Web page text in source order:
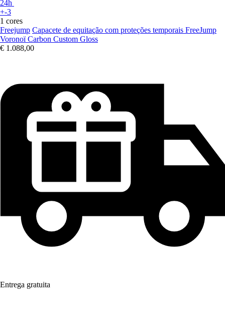
24h
+-3
1 cores
Freejump Capacete de equitação com proteções temporais FreeJump
Voronoï Carbon Custom Gloss
€ 1.088,00
Entrega gratuita